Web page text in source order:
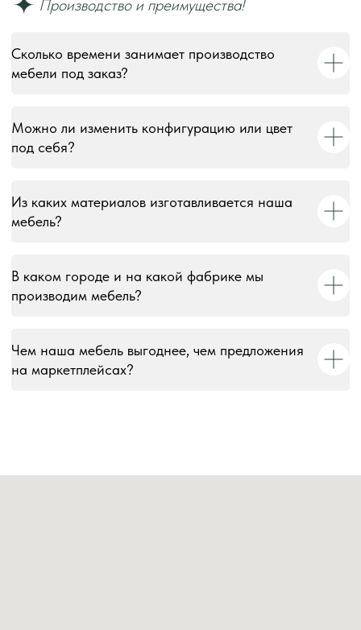
Сколько времени занимает производство
мебели под заказ?
Можно ли изменить конфигурацию или цвет
под себя?
Из каких материалов изготавливается наша
мебель?
В каком городе и на какой фабрике мы
производим мебель?
Чем наша мебель выгоднее, чем предложения
на маркетплейсах?